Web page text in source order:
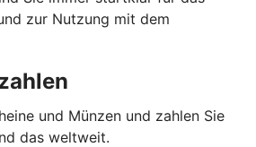
zur Nutzung mit dem
und Münzen und zahlen Sie
das weltweit.